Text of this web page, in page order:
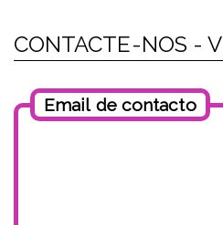
CONTACTE-NOS -
Email de contacto